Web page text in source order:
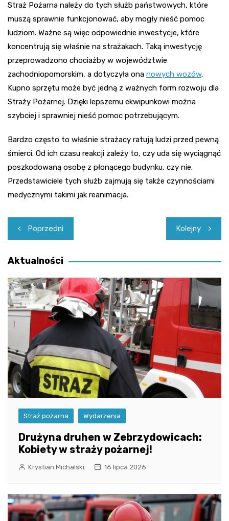
Straż Pożarna należy do tych służb państwowych, które
muszą sprawnie funkcjonować, aby mogły nieść pomoc
ludziom. Ważne są więc odpowiednie inwestycje, które
koncentrują się właśnie na strażakach. Taką inwestycję
przeprowadzono chociażby w województwie
zachodniopomorskim, a dotyczyła ona nowych wozów.
Kupno sprzętu może być jedną z ważnych form rozwoju dla
Straży Pożarnej. Dzięki lepszemu ekwipunkowi można
szybciej i sprawniej nieść pomoc potrzebującym.
Bardzo często to właśnie strażacy ratują ludzi przed pewną
śmierci. Od ich czasu reakcji zależy to, czy uda się wyciągnąć
poszkodowaną osobę z płonącego budynku, czy nie.
Przedstawiciele tych służb zajmują się także czynnościami
medycznymi takimi jak reanimacja.
Nawigacja
wpisu
Poprzedni Kolejny
Aktualności
Straż pożarna Wydarzenia
Drużyna druhen w Zebrzydowicach:
Kobiety w straży pożarnej!
Krystian Michalski 16 lipca 2026